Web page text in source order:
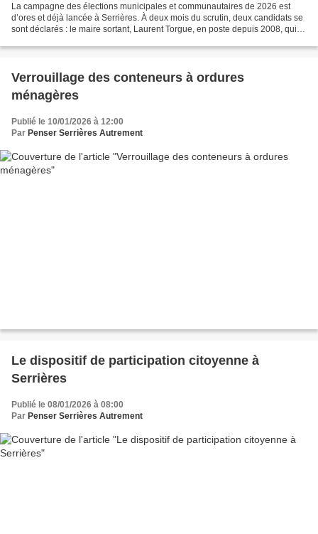
La campagne des élections municipales et communautaires de 2026 est
d’ores et déjà lancée à Serrières. À deux mois du scrutin, deux candidats se
sont déclarés : le maire sortant, Laurent Torgue, en poste depuis 2008, qui
Verrouillage des conteneurs à ordures
ménagères
Publié le 10/01/2026 à 12:00
Par Penser Serrières Autrement
Le dispositif de participation citoyenne à
Serrières
Publié le 08/01/2026 à 08:00
Par Penser Serrières Autrement